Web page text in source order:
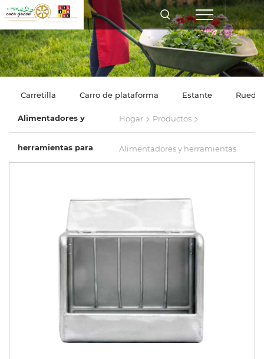
Carretilla Carro de plataforma Estante Rueda
Alimentadores y
herramientas para
Hogar> Productos>
Alimentadores y herramientas